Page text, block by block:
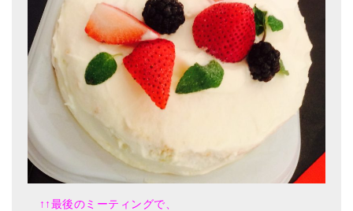
ブログ
特商法の表記
↑↑最後のミーティングで、